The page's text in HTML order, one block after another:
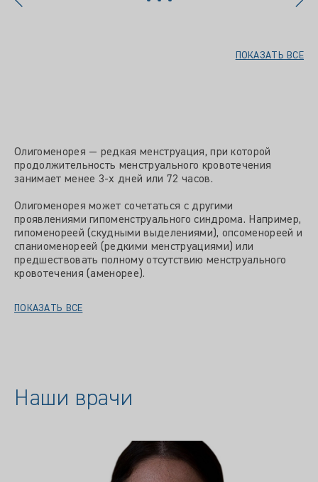
ПОКАЗАТЬ ВСЕ
Олигоменорея — редкая менструация, при которой
продолжительность менструального кровотечения
занимает менее 3-х дней или 72 часов.
Олигоменорея может сочетаться с другими
проявлениями гипоменструального синдрома. Например,
гипоменореей (скудными выделениями), опсоменореей и
спаниоменореей (редкими менструациями) или
предшествовать полному отсутствию менструального
кровотечения (аменорее).
ПОКАЗАТЬ ВСЕ
Наши врачи